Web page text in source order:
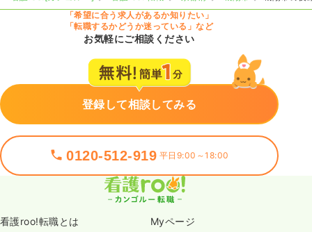
「希望に合う求人があるか知りたい」
「転職するかどうか迷っている」など
お気軽にご相談ください
登録して相談してみる
0120-512-919 平日9:00～18:00
看護roo!転職とは Myページ